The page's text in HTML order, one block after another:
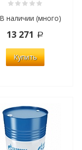
В наличии (много)
13 271
Купить